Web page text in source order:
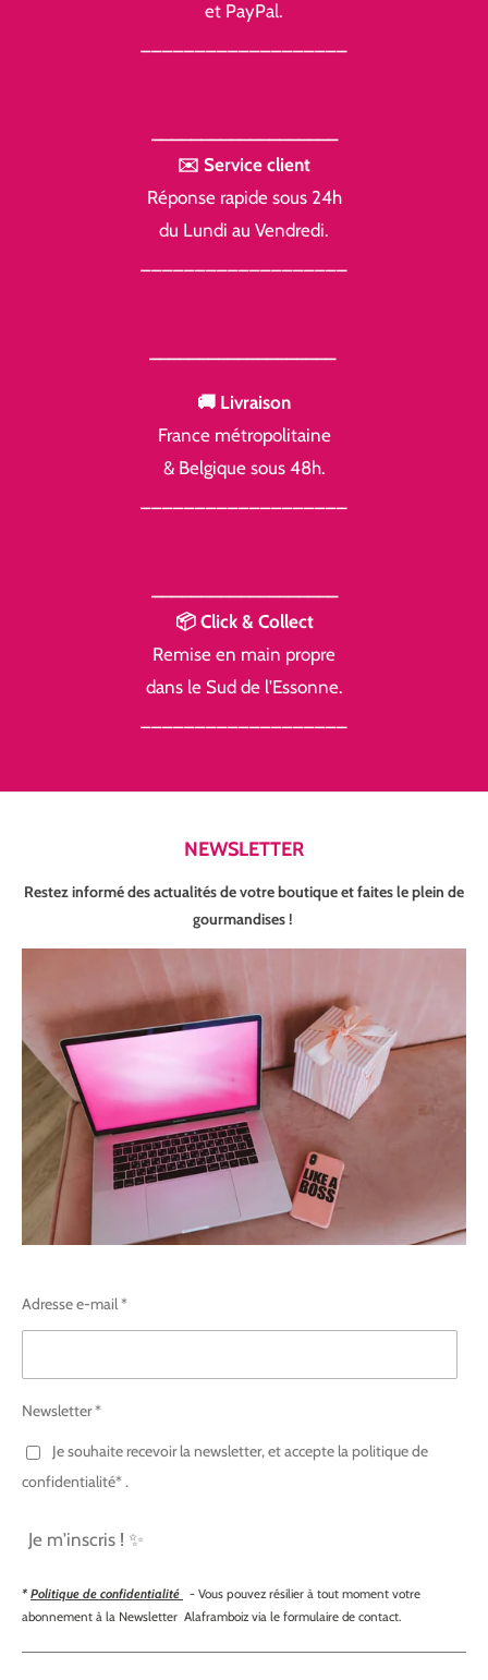
et PayPal.
✉️ Service client
Réponse rapide sous 24h
du Lundi au Vendredi.
🚚 Livraison
France métropolitaine
& Belgique sous 48h.
📦 Click & Collect
Remise en main propre
dans le Sud de l'Essonne.
NEWSLETTER
Restez informé des actualités de votre boutique et faites le plein de
gourmandises !
Adresse e-mail *
Newsletter *
Je souhaite recevoir la newsletter, et accepte la politique de
confidentialité* .
Je m'inscris ! ✨
* Politique de confidentialité
- Vous pouvez résilier à tout moment votre
abonnement à la Newsletter Alaframboiz via le formulaire de contact.